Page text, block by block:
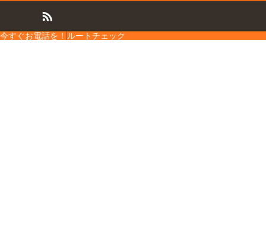
今すぐお電話を！ ルートチェック